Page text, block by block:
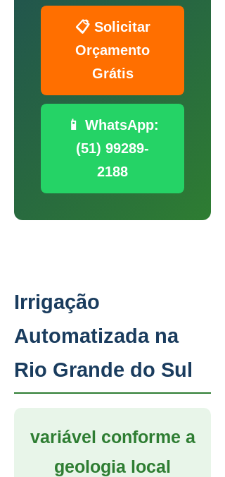
📋 Solicitar
Orçamento
Grátis
📱 WhatsApp:
(51) 99289-
2188
Irrigação
Automatizada na
Rio Grande do Sul
variável conforme a
geologia local